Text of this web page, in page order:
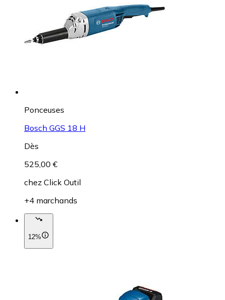
Ponceuses
Bosch GGS 18 H
Dès
525,00 €
chez Click Outil
+4 marchands
12%